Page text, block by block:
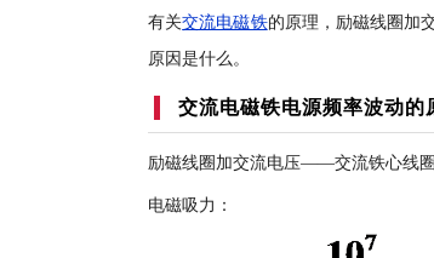
有关交流电磁铁的原理，励磁线圈加
原因是什么。
交流电磁铁电源频率波动的
励磁线圈加交流电压——交流铁心线圈
电磁吸力：